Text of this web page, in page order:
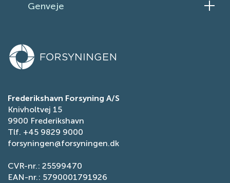
Skift elleverandør
Ansøg om vandrefusion
Få fjernvarme
Ansøg om reduceret elafgift
Indberet fejl på gade- og stibelysning
Genveje
Tilgængelighedserklæring
Frederikshavn Forsyning A/S
Knivholtvej 15
9900 Frederikshavn
Tlf. +45 9829 9000
forsyningen@forsyningen.dk
CVR-nr.: 25599470
EAN-nr.: 5790001791926